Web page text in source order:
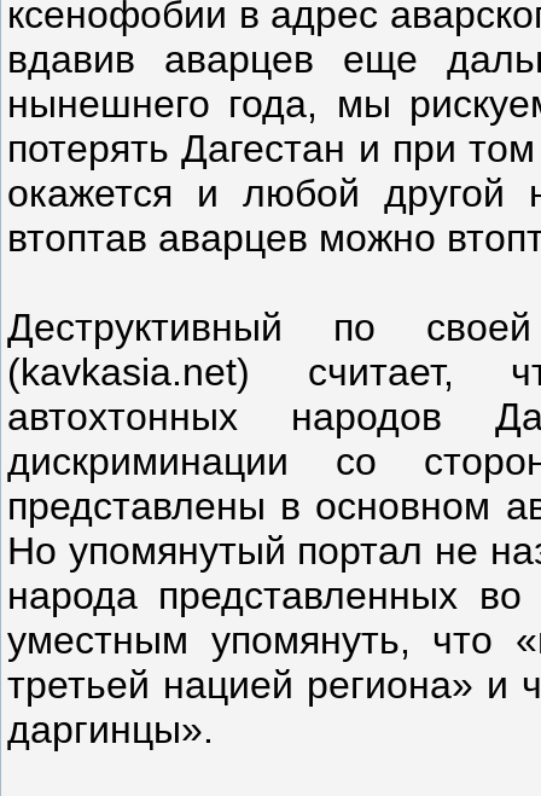
ксенофобии в адрес
вдавив аварцев еще
нынешнего года, мы
потерять Дагестан и при
окажется и любой
втоптав аварцев можно
Деструктивный по
(kavkasia.net) считает,
автохтонных народов
дискриминации со
представлены в основном
Но упомянутый портал не
народа представленных
уместным упомянуть, что
третьей нацией региона» и
даргинцы».